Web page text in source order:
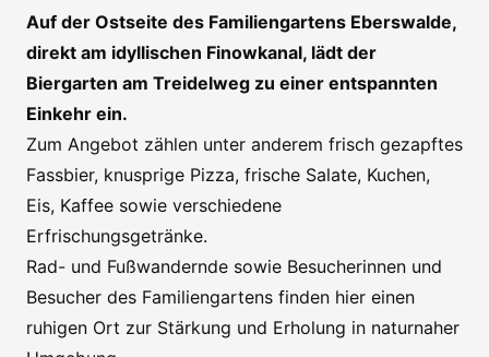
Auf der Ostseite des Familiengartens Eberswalde,
direkt am idyllischen Finowkanal, lädt der
Biergarten am Treidelweg zu einer entspannten
Einkehr ein.
Zum Angebot zählen unter anderem frisch gezapftes
Fassbier, knusprige Pizza, frische Salate, Kuchen,
Eis, Kaffee sowie verschiedene
Erfrischungsgetränke.
Rad- und Fußwandernde sowie Besucherinnen und
Besucher des Familiengartens finden hier einen
ruhigen Ort zur Stärkung und Erholung in naturnaher